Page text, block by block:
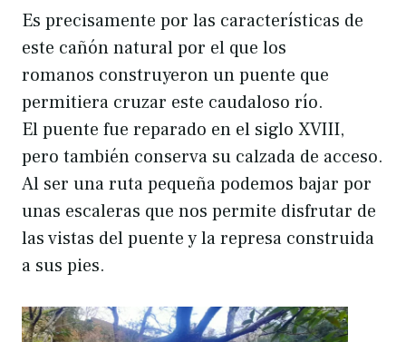
Es precisamente por las características de
este cañón natural por el que los
romanos construyeron un puente que
permitiera cruzar este caudaloso río.
El puente fue reparado en el siglo XVIII,
pero también conserva su calzada de acceso.
Al ser una ruta pequeña podemos bajar por
unas escaleras que nos permite disfrutar de
las vistas del puente y la represa construida
a sus pies.